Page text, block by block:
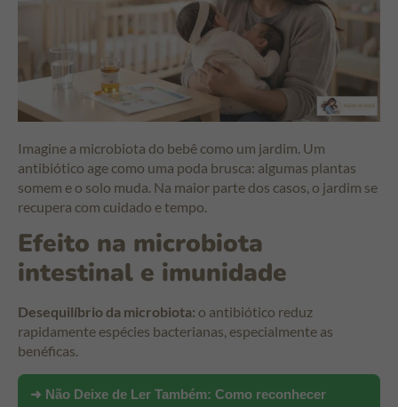
Imagine a microbiota do bebê como um jardim. Um
antibiótico age como uma poda brusca: algumas plantas
somem e o solo muda. Na maior parte dos casos, o jardim se
recupera com cuidado e tempo.
Efeito na microbiota
intestinal e imunidade
Desequilíbrio da microbiota: o antibiótico reduz
rapidamente espécies bacterianas, especialmente as
benéficas.
➜ Não Deixe de Ler Também: Como reconhecer